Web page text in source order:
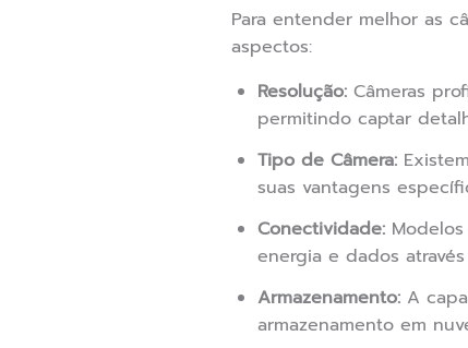
Para entender melhor as
aspectos:
Resolução: Câmeras
permitindo captar
Tipo de Câmera:
suas vantagens
Conectividade:
energia e dados
Armazenamento: A
armazenamento em